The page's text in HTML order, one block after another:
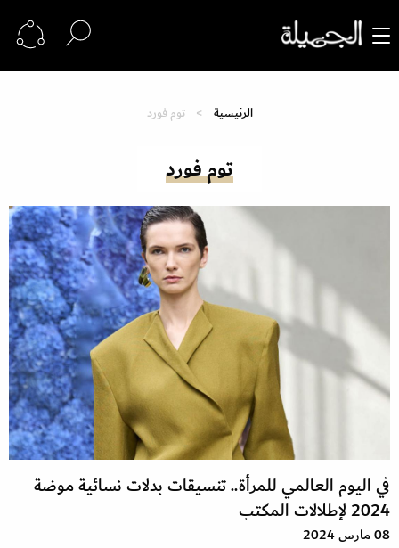
الرئيسية توم فورد
توم فورد
في اليوم العالمي للمرأة.. تنسيقات بدلات نسائية موضة
2024 لإطلالات المكتب
08 مارس 2024